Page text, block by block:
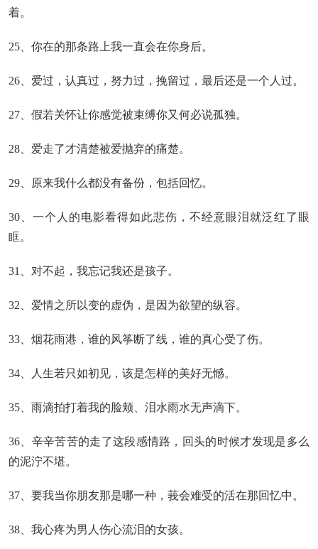
着。
25、你在的那条路上我一直会在你身后。
26、爱过，认真过，努力过，挽留过，最后还是一个人过。
27、假若关怀让你感觉被束缚你又何必说孤独。
28、爱走了才清楚被爱抛弃的痛楚。
29、原来我什么都没有备份，包括回忆。
30、一个人的电影看得如此悲伤，不经意眼泪就泛红了眼
眶。
31、对不起，我忘记我还是孩子。
32、爱情之所以变的虚伪，是因为欲望的纵容。
33、烟花雨港，谁的风筝断了线，谁的真心受了伤。
34、人生若只如初见，该是怎样的美好无憾。
35、雨滴拍打着我的脸颊、泪水雨水无声滴下。
36、辛辛苦苦的走了这段感情路，回头的时候才发现是多么
的泥泞不堪。
37、要我当你朋友那是哪一种，莪会难受的活在那回忆中。
38、我心疼为男人伤心流泪的女孩。